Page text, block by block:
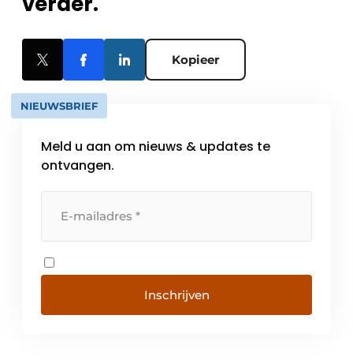
Kopieer
NIEUWSBRIEF
Meld u aan om nieuws & updates te
ontvangen.
Inschrijven